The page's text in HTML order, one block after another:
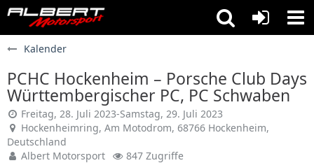
Kalender
PCHC Hockenheim – Porsche Club Days
Württembergischer PC, PC Schwaben
Freitag, 28. Juli 2023-Samstag, 29. Juli 2023
Hockenheimring, Am Motodrom, 68766 Hockenheim,
Deutschland
Albert Motorsport
847 Zugriffe